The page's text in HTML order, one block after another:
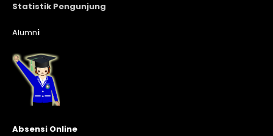
Statistik Pengunjung
Alumni
Absensi Online